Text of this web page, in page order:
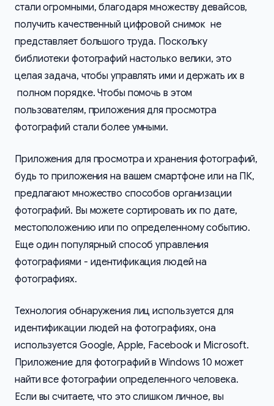
стали огромными, благодаря множеству девайсов,
получить качественный цифровой снимок не
представляет большого труда. Поскольку
библиотеки фотографий настолько велики, это
целая задача, чтобы управлять ими и держать их в
полном порядке. Чтобы помочь в этом
пользователям, приложения для просмотра
фотографий стали более умными.
Приложения для просмотра и хранения фотографий,
будь то приложения на вашем смартфоне или на ПК,
предлагают множество способов организации
фотографий. Вы можете сортировать их по дате,
местоположению или по определенному событию.
Еще один популярный способ управления
фотографиями - идентификация людей на
фотографиях.
Технология обнаружения лиц используется для
идентификации людей на фотографиях, она
используется Google, Apple, Facebook и Microsoft.
Приложение для фотографий в Windows 10 может
найти все фотографии определенного человека.
Если вы считаете, что это слишком личное, вы